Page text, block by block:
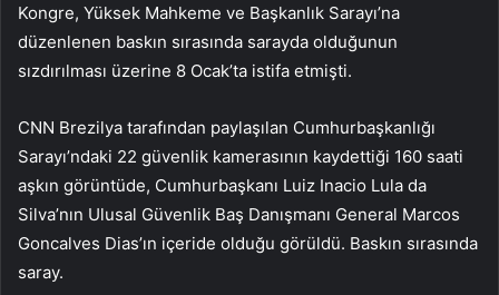
Kongre, Yüksek Mahkeme ve Başkanlık Sarayı’na
düzenlenen baskın sırasında sarayda olduğunun
sızdırılması üzerine 8 Ocak’ta istifa etmişti.
CNN Brezilya tarafından paylaşılan Cumhurbaşkanlığı
Sarayı’ndaki 22 güvenlik kamerasının kaydettiği 160 saati
aşkın görüntüde, Cumhurbaşkanı Luiz Inacio Lula da
Silva’nın Ulusal Güvenlik Baş Danışmanı General Marcos
Goncalves Dias’ın içeride olduğu görüldü. Baskın sırasında
saray.